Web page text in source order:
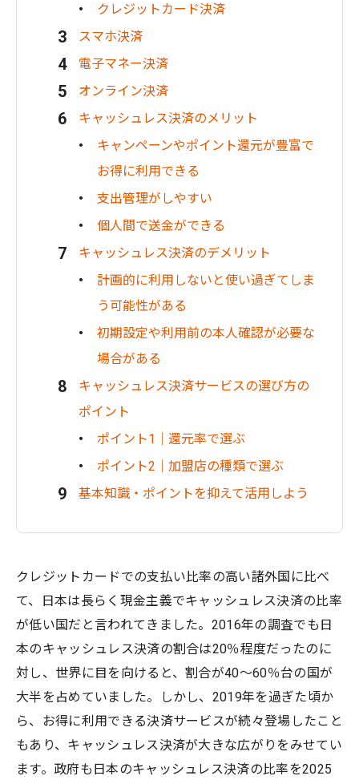
クレジットカード決済
スマホ決済
電子マネー決済
オンライン決済
キャッシュレス決済のメリット
キャンペーンやポイント還元が豊富で
お得に利用できる
支出管理がしやすい
個人間で送金ができる
キャッシュレス決済のデメリット
計画的に利用しないと使い過ぎてしま
う可能性がある
初期設定や利用前の本人確認が必要な
場合がある
キャッシュレス決済サービスの選び方の
ポイント
ポイント1｜還元率で選ぶ
ポイント2｜加盟店の種類で選ぶ
基本知識・ポイントを抑えて活用しよう
クレジットカードでの支払い比率の高い諸外国に比べ
て、日本は長らく現金主義でキャッシュレス決済の比率
が低い国だと言われてきました。2016年の調査でも日
本のキャッシュレス決済の割合は20％程度だったのに
対し、世界に目を向けると、割合が40〜60％台の国が
大半を占めていました。しかし、2019年を過ぎた頃か
ら、お得に利用できる決済サービスが続々登場したこと
もあり、キャッシュレス決済が大きな広がりをみせてい
ます。政府も日本のキャッシュレス決済の比率を2025